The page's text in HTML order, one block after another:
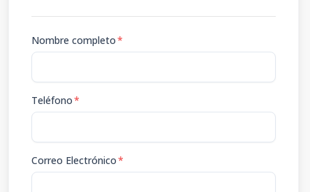
Nombre completo*
Teléfono*
Correo Electrónico*